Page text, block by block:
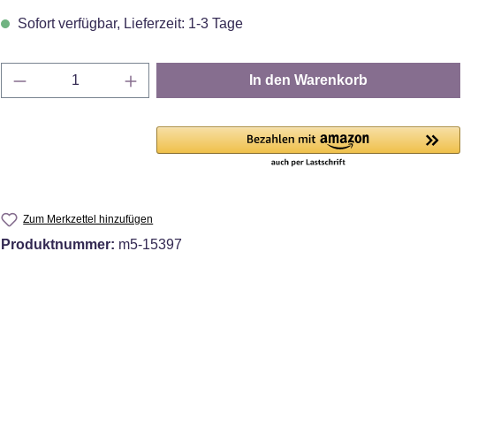
Sofort verfügbar, Lieferzeit: 1-3 Tage
Produkt Anzahl: Gib den gewünschten Wert ein
In den Warenkorb
Zum Merkzettel hinzufügen
Produktnummer: m5-15397